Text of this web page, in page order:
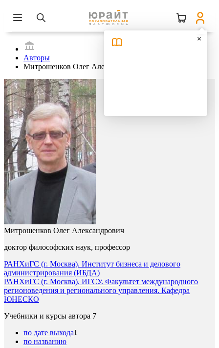
Авторы
Митрошенков Олег Александрович
Митрошенков Олег Александрович
доктор философских наук, профессор
РАНХиГС (г. Москва). Институт бизнеса и делового
администрирования (ИБДА)
РАНХиГС (г. Москва). ИГСУ. Факультет международного
регионоведения и регионального управления. Кафедра
ЮНЕСКО
Учебники и курсы автора 7
по дате выхода
по названию